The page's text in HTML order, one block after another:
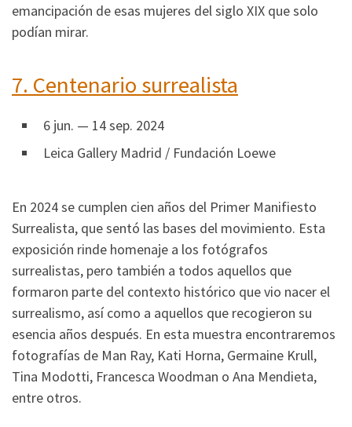
emancipación de esas mujeres del siglo XIX que solo
podían mirar.
7. Centenario surrealista
6 jun. — 14 sep. 2024
Leica Gallery Madrid / Fundación Loewe
En 2024 se cumplen cien años del Primer Manifiesto
Surrealista, que sentó las bases del movimiento. Esta
exposición rinde homenaje a los fotógrafos
surrealistas, pero también a todos aquellos que
formaron parte del contexto histórico que vio nacer el
surrealismo, así como a aquellos que recogieron su
esencia años después. En esta muestra encontraremos
fotografías de Man Ray, Kati Horna, Germaine Krull,
Tina Modotti, Francesca Woodman o Ana Mendieta,
entre otros.